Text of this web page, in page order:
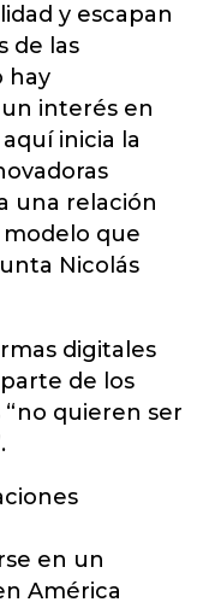
y escapan
de las
hay
interés en
inicia la
una relación
modelo que
Nicolás
digitales
de los
quieren ser
en un
América